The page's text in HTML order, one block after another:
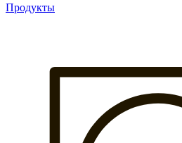
Продукты